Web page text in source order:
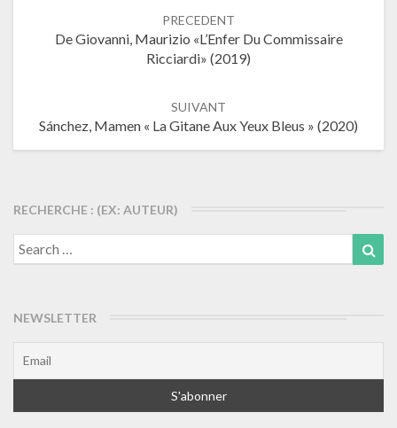
PRECEDENT
De Giovanni, Maurizio «L’Enfer Du Commissaire
Ricciardi» (2019)
SUIVANT
Sánchez, Mamen « La Gitane Aux Yeux Bleus » (2020)
RECHERCHE : (EX: AUTEUR)
Search
for:
NEWSLETTER